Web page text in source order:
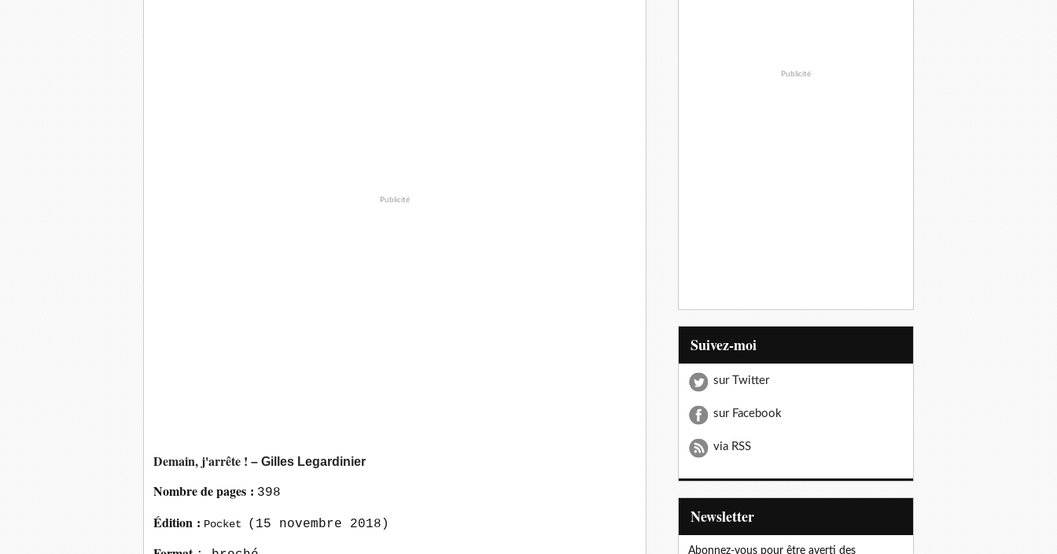
Publicité
Demain, j'arrête ! – Gilles Legardinier
Nombre de pages : 398
Édition : Pocket (15 novembre 2018)
Publicité
Suivez-moi
sur Twitter
sur Facebook
via RSS
Newsletter
Abonnez-vous pour être averti des